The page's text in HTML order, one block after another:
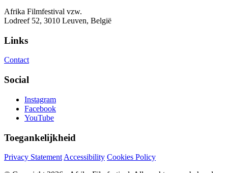
Afrika Filmfestival vzw.
Lodreef 52, 3010 Leuven, België
Links
Contact
Social
Instagram
Facebook
YouTube
Toegankelijkheid
Privacy Statement Accessibility Cookies Policy